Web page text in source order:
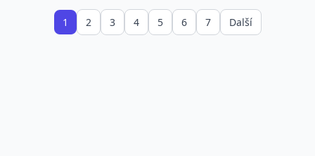
1 2 3 4 5 6 7 Další